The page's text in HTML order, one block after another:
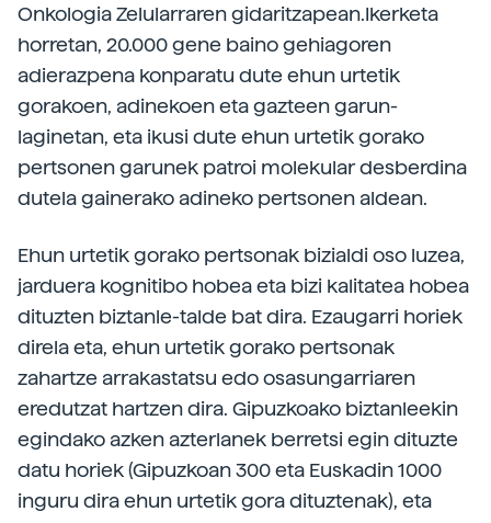
Onkologia Zelularraren gidaritzapean.Ikerketa
horretan, 20.000 gene baino gehiagoren
adierazpena konparatu dute ehun urtetik
gorakoen, adinekoen eta gazteen garun-
laginetan, eta ikusi dute ehun urtetik gorako
pertsonen garunek patroi molekular desberdina
dutela gainerako adineko pertsonen aldean.
Ehun urtetik gorako pertsonak bizialdi oso luzea,
jarduera kognitibo hobea eta bizi kalitatea hobea
dituzten biztanle-talde bat dira. Ezaugarri horiek
direla eta, ehun urtetik gorako pertsonak
zahartze arrakastatsu edo osasungarriaren
eredutzat hartzen dira. Gipuzkoako biztanleekin
egindako azken azterlanek berretsi egin dituzte
datu horiek (Gipuzkoan 300 eta Euskadin 1000
inguru dira ehun urtetik gora dituztenak), eta